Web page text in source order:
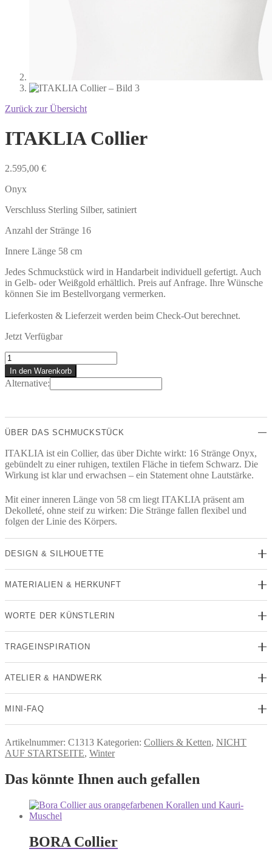
Zurück zur Übersicht
ITAKLIA Collier
2.595,00 €
Onyx
Verschluss Sterling Silber, satiniert
Anzahl der Stränge 16
Innere Länge 58 cm
Jedes Schmuckstück wird in Handarbeit individuell gefertigt. Auch
in Gelb- oder Weißgold erhältlich. Preis auf Anfrage. Ihre Wünsche
können Sie im Bestellvorgang vermerken.
Lieferkosten & Lieferzeit werden beim Check-Out berechnet.
Jetzt Verfügbar
ITAKLIA
Collier
Menge
In den Warenkorb
Alternative:
ÜBER DAS SCHMUCKSTÜCK
ITAKLIA ist ein Collier, das über Dichte wirkt: 16 Stränge Onyx,
gebündelt zu einer ruhigen, textilen Fläche in tiefem Schwarz. Die
Wirkung ist klar und erwachsen – ein Statement ohne Lautstärke.
Mit einer inneren Länge von 58 cm liegt ITAKLIA präsent am
Dekolleté, ohne steif zu wirken: Die Stränge fallen flexibel und
folgen der Linie des Körpers.
DESIGN & SILHOUETTE
MATERIALIEN & HERKUNFT
WORTE DER KÜNSTLERIN
TRAGEINSPIRATION
ATELIER & HANDWERK
MINI-FAQ
Artikelnummer: C1313 Kategorien: Colliers & Ketten, NICHT
AUF STARTSEITE, Winter
Das könnte Ihnen auch gefallen
BORA Collier